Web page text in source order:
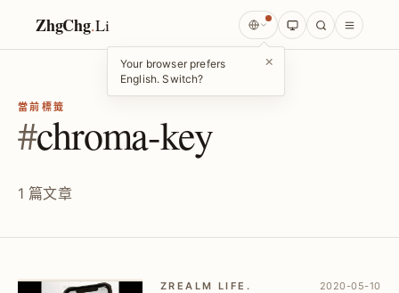
ZhgChg.Li
Your browser prefers
English. Switch?
×
當前標籤
#chroma-key
1 篇文章
ZREALM LIFE. 2020-05-10